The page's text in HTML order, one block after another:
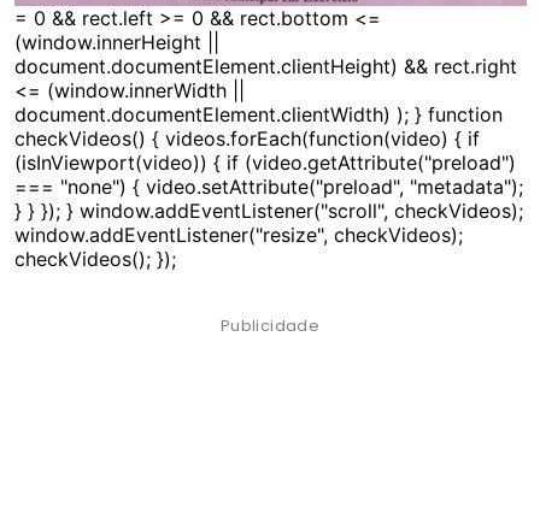
= 0 && rect.left >= 0 && rect.bottom <=
(window.innerHeight ||
document.documentElement.clientHeight) && rect.right
<= (window.innerWidth ||
document.documentElement.clientWidth) ); } function
checkVideos() { videos.forEach(function(video) { if
(isInViewport(video)) { if (video.getAttribute("preload")
=== "none") { video.setAttribute("preload", "metadata");
} } }); } window.addEventListener("scroll", checkVideos);
window.addEventListener("resize", checkVideos);
checkVideos(); });
Publicidade